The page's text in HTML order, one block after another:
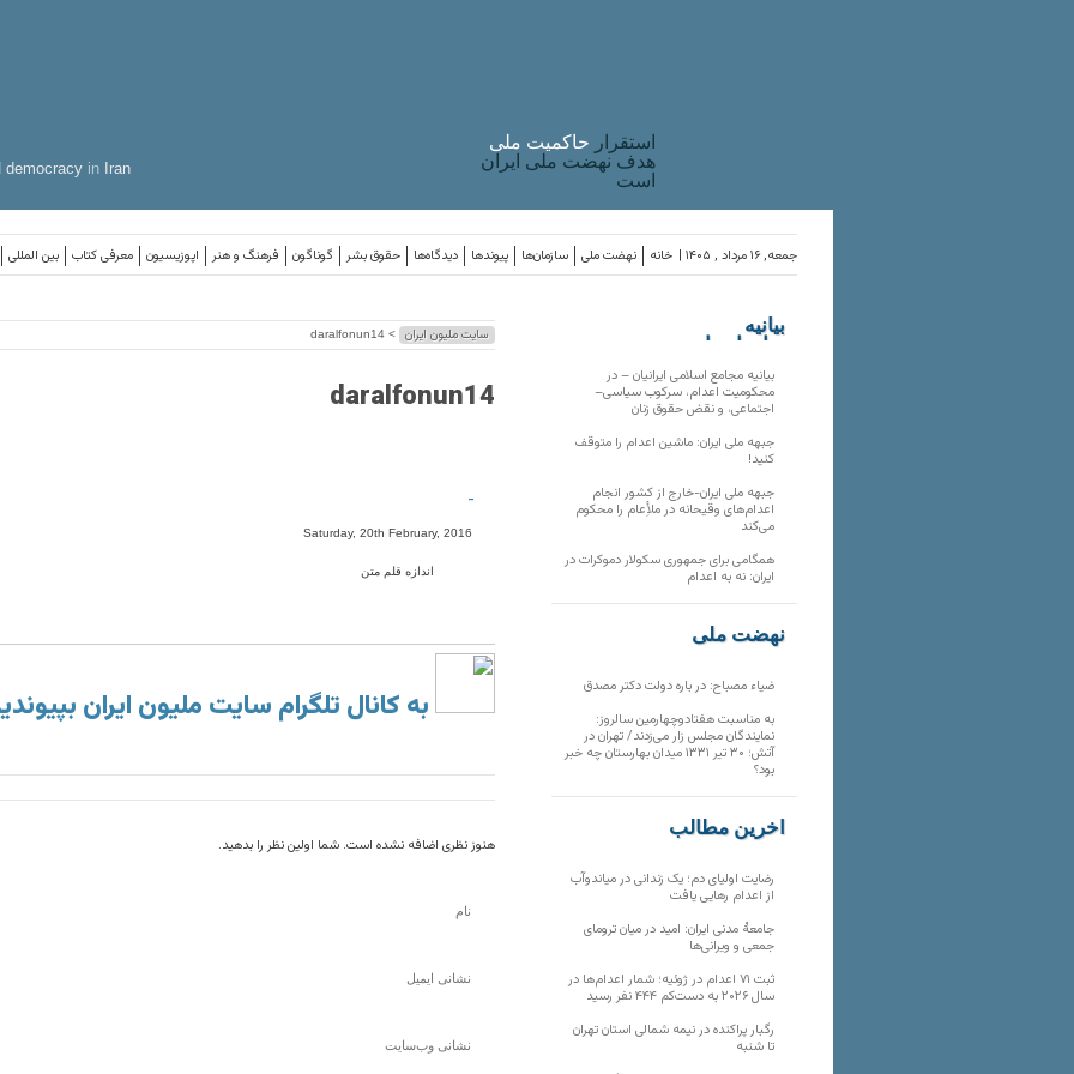
democracy in Iran
استقرار حاکميت ملی
هدف نهضت ملی ایران
است
بین المللی معرفی کتاب اپوزیسیون فرهنگ و هنر گوناگون حقوق بشر دیدگاه‌ها پیوندها سازمان‌ها نهضت ملی خانه جمعه, ۱۶ مرداد , ۱۴۰۵ |
سایت ملیون ایران > daralfonun14
daralfonun14
-
Saturday, 20th February, 2016
اندازه قلم متن
به کانال تلگرام سایت ملیون ایران
هنوز نظری اضافه نشده است. شما اولین نظر را بدهید.
بیانیه
سازمان‌های
بیانیه مجامع اسلامی ایرانیان – در
محکومیت اعدام، سرکوب سیاسی–
اجتماعی، و نقض حقوق زنان
جبهه ملی ایران: ماشین اعدام را متوقف
کنید!
جبهه ملی ایران-خارج از کشور انجام
اعدام‌های وقیحانه در ملأِعام را محکوم
می‌کند
همگامی برای جمهوری سکولار دموکرات در
ایران: نه به اعدام
نهضت ملی
ضیاء مصباح: در باره دولت دکتر مصدق
به مناسبت هفتادوچهارمین سالروز:
نمایندگان مجلس زار می‌زدند/ تهران در
آتش؛ ۳۰ تیر ۱۳۳۱ میدان بهارستان چه خبر
بود؟
آخرین مطالب
رضایت اولیای دم؛ یک زندانی در میاندوآب
از اعدام رهایی یافت
جامعهٔ مدنی ایران: امید در میان ترومای
جمعی و ویرانی‌ها
ثبت ۷۱ اعدام در ژوئیه؛ شمار اعدام‌ها در
سال ۲۰۲۶ به دست‌کم ۴۴۴ نفر رسید
رگبار پراکنده در نیمه شمالی استان تهران
تا شنبه